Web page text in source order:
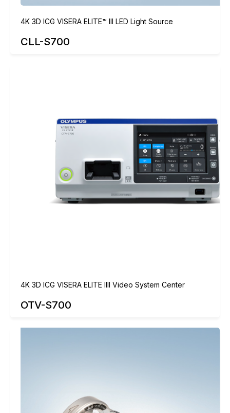
4K 3D ICG VISERA ELITE™ III LED Light Source
CLL-S700
4K 3D ICG VISERA ELITE IIII Video System Center
OTV-S700